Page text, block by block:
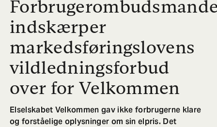
indskærper
markedsføringslovens
vildledningsforbud
over for Velkommen
Elselskabet Velkommen gav ikke forbrugerne klare
og forståelige oplysninger om sin elpris. Det